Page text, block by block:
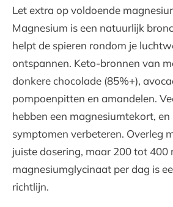
Let extra op voldoende
Magnesium is een natuurlijk
helpt de spieren rondom je
ontspannen. Keto-bronnen van
donkere chocolade (85%+),
pompoenpitten en amandelen.
hebben een magnesiumtekort,
symptomen verbeteren. Overleg
juiste dosering, maar 200 tot 400
magnesiumglycinaat per dag is
richtlijn.